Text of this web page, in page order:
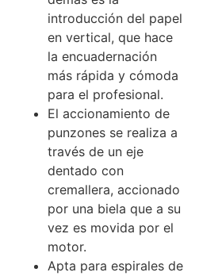
introducción del papel
en vertical, que hace
la encuadernación
más rápida y cómoda
para el profesional.
El accionamiento de
punzones se realiza a
través de un eje
dentado con
cremallera, accionado
por una biela que a su
vez es movida por el
motor.
Apta para espirales de